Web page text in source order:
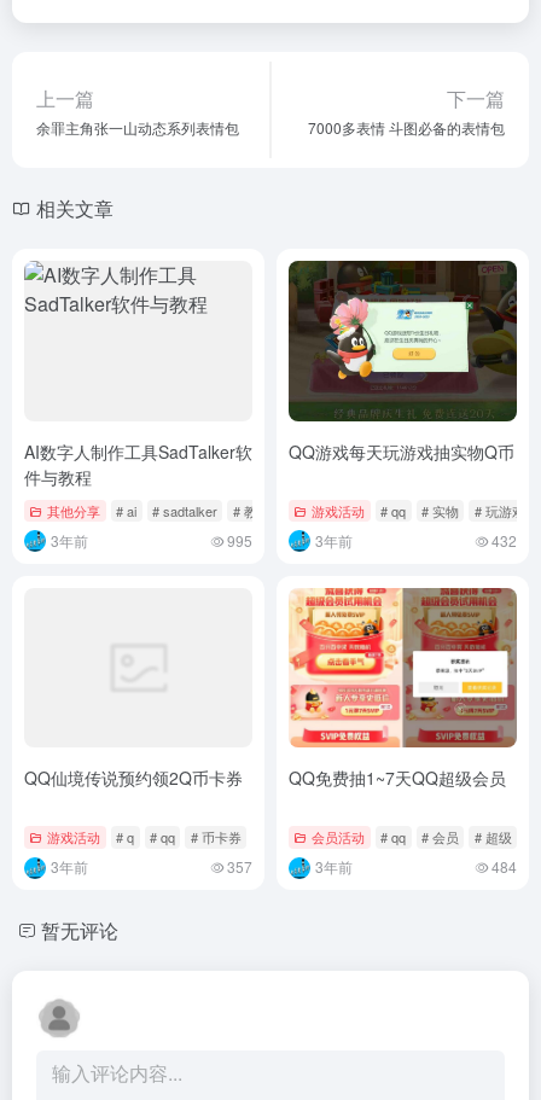
上一篇
余罪主角张一山动态系列表情包
下一篇
7000多表情 斗图必备的表情包
相关文章
AI数字人制作工具SadTalker软
件与教程
其他分享 # ai # sadtalker # 教程
3年前 995
QQ游戏每天玩游戏抽实物Q币
游戏活动 # qq # 实物 # 玩游戏
3年前 432
QQ仙境传说预约领2Q币卡券
游戏活动 # q # qq # 币卡券
3年前 357
QQ免费抽1~7天QQ超级会员
会员活动 # qq # 会员 # 超级
3年前 484
暂无评论